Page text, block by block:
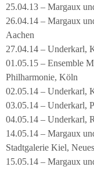
25.04.13 – Margaux
26.04.14 – Margaux
Aachen
27.04.14 – Underkarl,
01.05.15 – Ensemble
Philharmonie, Köln
02.05.14 – Underkarl,
03.05.14 – Underkarl,
04.05.14 – Underkarl,
14.05.14 – Margaux
Stadtgalerie Kiel,
15.05.14 – Margaux